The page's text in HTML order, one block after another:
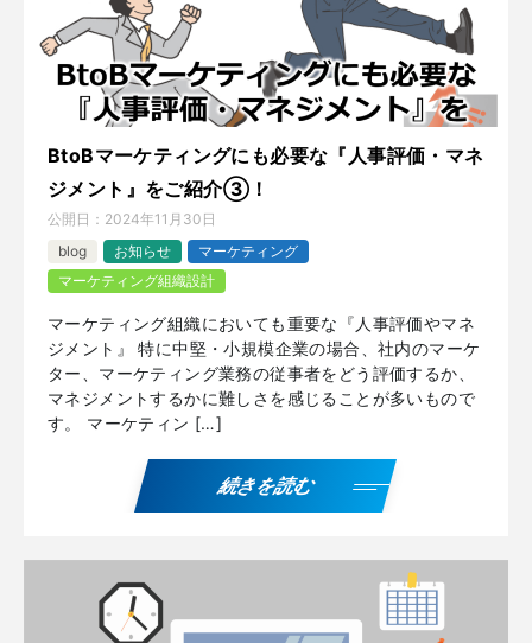
BtoBマーケティングにも必要な『人事評価・マネ
ジメント』をご紹介③！
公開日： 2024年11月30日
blog
お知らせ
マーケティング
マーケティング組織設計
マーケティング組織においても重要な『人事評価やマネ
ジメント』 特に中堅・小規模企業の場合、社内のマーケ
ター、マーケティング業務の従事者をどう評価するか、
マネジメントするかに難しさを感じることが多いもので
す。 マーケティン […]
続きを読む